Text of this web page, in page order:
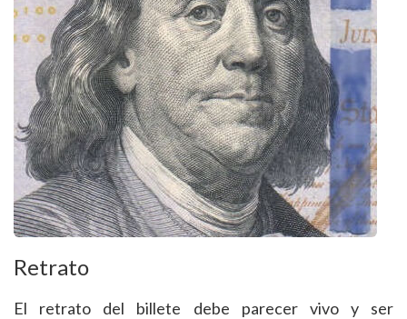
Retrato
El retrato del billete debe parecer vivo y ser